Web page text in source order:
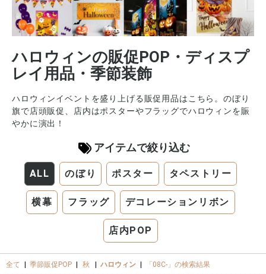
ハロウィンの販促POP・ディスプ
レイ用品・季節装飾
ハロウィンイベントを盛り上げる販促用品はこちら。のぼり
旗で店頭販促、店内はポスターやフラッグでハロウィンを賑
やかに演出！
アイテムで絞り込む
ALL のぼり ポスター タペストリー
横幕 フラッグ デコレーションリボン
店内POP
全て | 季節販促POP | 秋 | ハロウィン | 「08C-」の検索結果